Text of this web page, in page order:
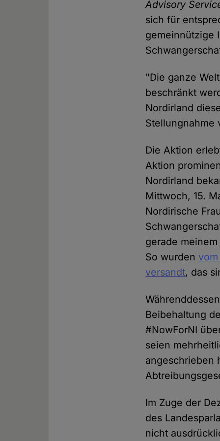
Advisory
sich für
gemeinnützige
"Die ganze
beschränkt
Nordirland
Stellungnahme
Die Aktion
Aktion
Nordirland
Mittwoch, 15.
Nordirische
gerade
So wurden
versandt, das
Beibehaltung
#NowForNI
seien
angeschrieben
Im Zuge der
des
nicht